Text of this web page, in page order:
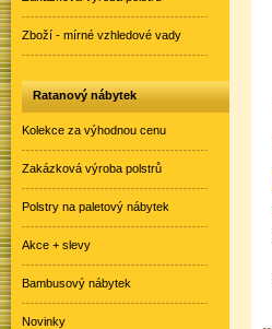
Zboží - mírné vzhledové vady
Ratanový nábytek
Kolekce za výhodnou cenu
Zakázková výroba polstrů
Polstry na paletový nábytek
Akce + slevy
Bambusový nábytek
Novinky